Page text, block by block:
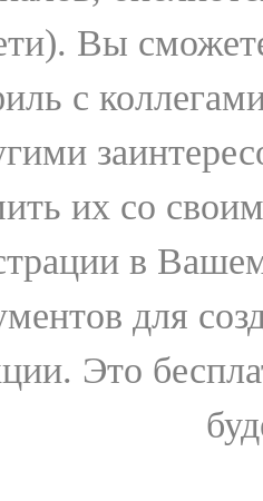
Вы
с
их со
в
для
Это